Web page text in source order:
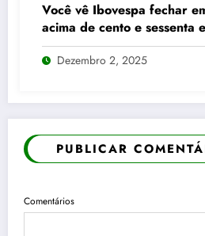
Você vê Ibovespa fechar
acima de cento e sessenta
pontos enquanto dólar
reais e trinta e três centavos
Dezembro 2, 2025
PUBLICAR
Comentários